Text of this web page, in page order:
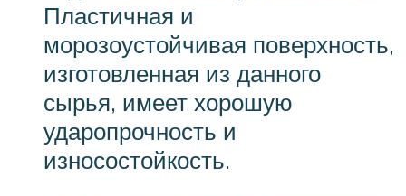
Пластичная и
морозоустойчивая поверхность,
изготовленная из данного
сырья, имеет хорошую
ударопрочность и
износостойкость.